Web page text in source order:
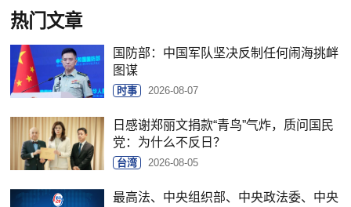
热门文章
国防部：中国军队坚决反制任何闹海挑衅
图谋
时事 2026-08-07
日感谢郑丽文捐款“青鸟”气炸，质问国民
党：为什么不反日？
台湾 2026-08-05
最高法、中央组织部、中央政法委、中央